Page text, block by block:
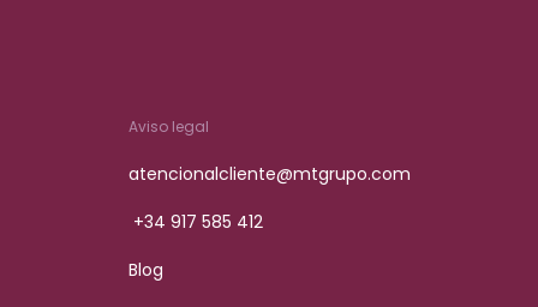
Aviso legal
atencionalcliente@mtgrupo.com
+34 917 585 412
Blog